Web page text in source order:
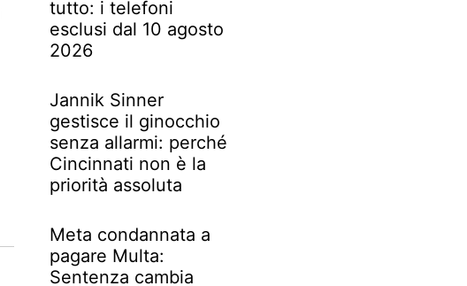
tutto: i telefoni
esclusi dal 10 agosto
2026
Jannik Sinner
gestisce il ginocchio
senza allarmi: perché
Cincinnati non è la
priorità assoluta
Meta condannata a
pagare Multa:
Sentenza cambia